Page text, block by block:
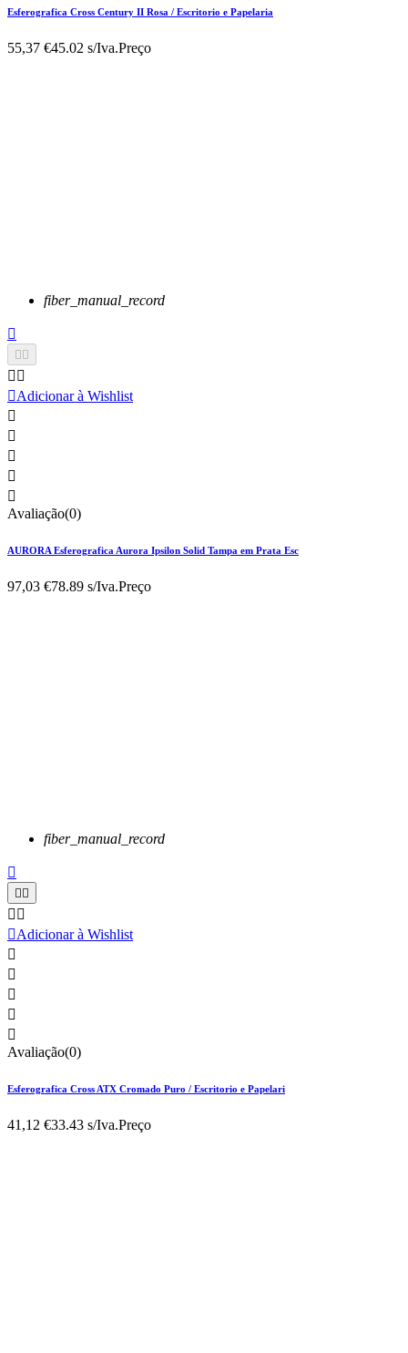
Esferografica Cross Century II Rosa / Escritorio e Papelaria
55,37 €45.02 s/Iva.Preço
fiber_manual_record


 
Adicionar à Wishlist





Avaliação(0)
AURORA Esferografica Aurora Ipsilon Solid Tampa em Prata Esc
97,03 €78.89 s/Iva.Preço
fiber_manual_record


 
Adicionar à Wishlist





Avaliação(0)
Esferografica Cross ATX Cromado Puro / Escritorio e Papelari
41,12 €33.43 s/Iva.Preço